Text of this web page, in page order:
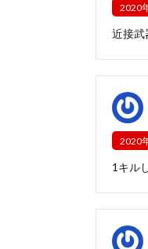
2020
近接武
2020
1キル